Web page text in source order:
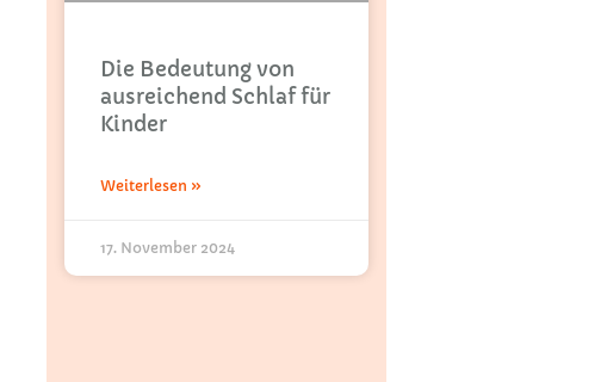
Die Bedeutung von
ausreichend Schlaf für
Kinder
Weiterlesen »
17. November 2024